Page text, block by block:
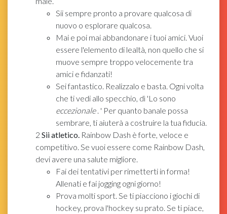
Sii sempre pronto a provare qualcosa di
nuovo o esplorare qualcosa.
Mai e poi mai abbandonare i tuoi amici. Vuoi
essere l'elemento di lealtà, non quello che si
muove sempre troppo velocemente tra
amici e fidanzati!
Sei fantastico. Realizzalo e basta. Ogni volta
che ti vedi allo specchio, dì 'Lo sono
eccezionale. ' Per quanto banale possa
sembrare, ti aiuterà a costruire la tua fiducia.
2 Sii atletico. Rainbow Dash è forte, veloce e
competitivo. Se vuoi essere come Rainbow Dash,
devi avere una salute migliore.
Fai dei tentativi per rimetterti in forma!
Allenati e fai jogging ogni giorno!
Prova molti sport. Se ti piacciono i giochi di
hockey, prova l'hockey su prato. Se ti piace,